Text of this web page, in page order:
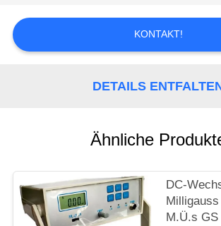
FORDERN
SIE EIN
PRIVACY
POLICY
KONTAKT!
DETAILS
Ähnliche
DC-
M.Ü.s